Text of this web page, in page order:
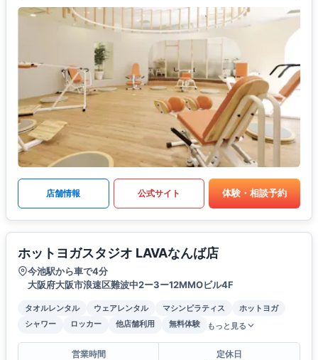
店舗情報 公式サイト 体験・相談予約
ホットヨガスタジオ LAVAなんば店
今池駅から車で4分
大阪府大阪市浪速区難波中2ー3ー12MMOビル4F
タオルレンタル ウェアレンタル マシンピラティス
ホットヨガ
シャワー
ロッカー 他店舗利用 無料体験 もっと見る
営業時間
定休日